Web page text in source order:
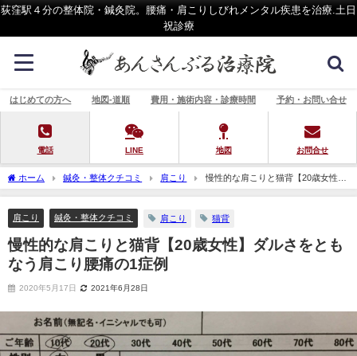
荻窪駅４分の整体院・鍼灸院。腰痛・肩こりしびれメンタル疾患を治療.土日
祝診療
はじめての方へ 地図-道順 費用・施術内容・診療時間 予約・お問い合せ
電話 LINE 地図 お問合せ
ホーム 鍼灸・整体クチコミ 肩こり
慢性的な肩こりと猫背【20歳女性】
ダルさをともなう肩こり腰痛の1症例
肩こり 鍼灸・整体クチコミ 肩こり 猫背
慢性的な肩こりと猫背【20歳女性】ダルさをとも
なう肩こり腰痛の1症例
2020年5月17日 2021年6月28日